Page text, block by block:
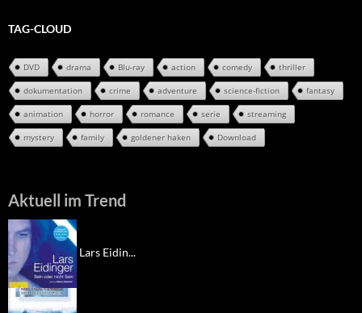
TAG-CLOUD
DVD drama Blu-ray action comedy thriller
dokumentation crime adventure science-fiction fantasy
animation horror romance serie streaming
mystery family goldener haken Download
Aktuell im Trend
Lars Eidin...